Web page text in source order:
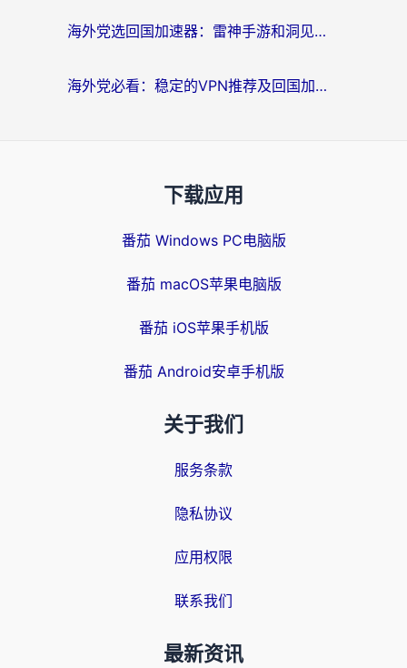
海外党选回国加速器：雷神手游和洞见哪个好？附iPhone免费VPN推荐及ChickCNUfunR实测
海外党必看：稳定的VPN推荐及回国加速器选择全攻略——告别地域限制，轻松刷国内资源
下载应用
番茄 Windows PC电脑版
番茄 macOS苹果电脑版
番茄 iOS苹果手机版
番茄 Android安卓手机版
关于我们
服务条款
隐私协议
应用权限
联系我们
最新资讯